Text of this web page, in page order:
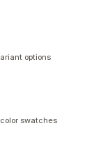
options
swatches